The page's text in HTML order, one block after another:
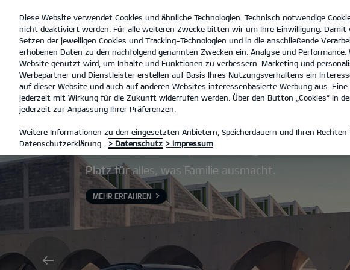
open
menu
Der Kia Sportage.
Platz für alles, was Familie ausmacht.
MEHR ERFAHREN
Diese Website verwendet Cookies und ähnliche Technologien. Technisch notwendige
nicht deaktiviert werden. Für alle weiteren Zwecke bitten wir um Ihre Einwilligung. Damit
Setzen der jeweiligen Cookies und Tracking-Technologien und in die anschließende
erhobenen Daten zu den nachfolgend genannten Zwecken ein: Analyse und
Website genutzt wird, um Inhalte und Funktionen zu verbessern. Marketing und
Werbepartner und Dienstleister erstellen auf Basis Ihres Nutzungsverhaltens ein
auf dieser Website und auch auf anderen Websites interessenbasierte Werbung aus.
jederzeit mit Wirkung für die Zukunft widerrufen werden. Über den Button „Cookies“ in
jederzeit zur Anpassung Ihrer Präferenzen.
Weitere Informationen zu den eingesetzten Anbietern, Speicherdauern und Ihren
Datenschutzerklärung.
> Datenschutz > Impressum